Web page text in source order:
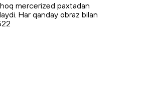
mercerized paxtadan
Har qanday obraz bilan